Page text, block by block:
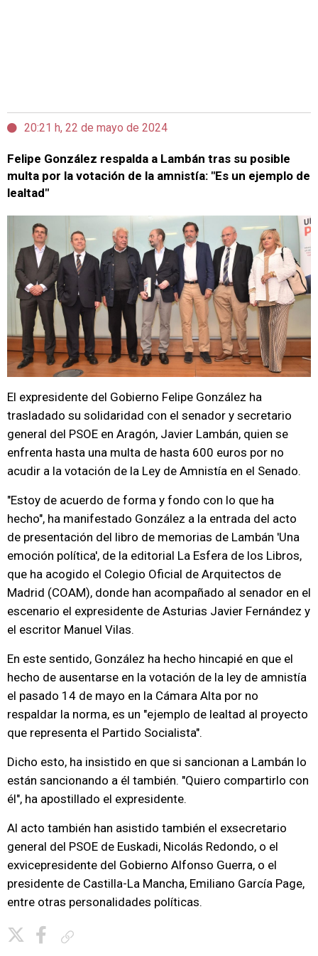
20:21 h, 22 de mayo de 2024
Felipe González respalda a Lambán tras su posible
multa por la votación de la amnistía: "Es un ejemplo de
lealtad"
El expresidente del Gobierno Felipe González ha
trasladado su solidaridad con el senador y secretario
general del PSOE en Aragón, Javier Lambán, quien se
enfrenta hasta una multa de hasta 600 euros por no
acudir a la votación de la Ley de Amnistía en el Senado.
"Estoy de acuerdo de forma y fondo con lo que ha
hecho", ha manifestado González a la entrada del acto
de presentación del libro de memorias de Lambán 'Una
emoción política', de la editorial La Esfera de los Libros,
que ha acogido el Colegio Oficial de Arquitectos de
Madrid (COAM), donde han acompañado al senador en el
escenario el expresidente de Asturias Javier Fernández y
el escritor Manuel Vilas.
En este sentido, González ha hecho hincapié en que el
hecho de ausentarse en la votación de la ley de amnistía
el pasado 14 de mayo en la Cámara Alta por no
respaldar la norma, es un "ejemplo de lealtad al proyecto
que representa el Partido Socialista".
Dicho esto, ha insistido en que si sancionan a Lambán lo
están sancionando a él también. "Quiero compartirlo con
él", ha apostillado el expresidente.
Al acto también han asistido también el exsecretario
general del PSOE de Euskadi, Nicolás Redondo, o el
exvicepresidente del Gobierno Alfonso Guerra, o el
presidente de Castilla-La Mancha, Emiliano García Page,
entre otras personalidades políticas.